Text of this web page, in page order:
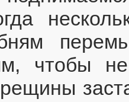
чтобы